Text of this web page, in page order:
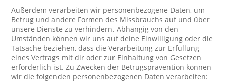
Außerdem verarbeiten wir personenbezogene Daten, um
Betrug und andere Formen des Missbrauchs auf und über
unsere Dienste zu verhindern. Abhängig von den
Umständen können wir uns auf deine Einwilligung oder die
Tatsache beziehen, dass die Verarbeitung zur Erfüllung
eines Vertrags mit dir oder zur Einhaltung von Gesetzen
erforderlich ist. Zu Zwecken der Betrugsprävention können
wir die folgenden personenbezogenen Daten verarbeiten: